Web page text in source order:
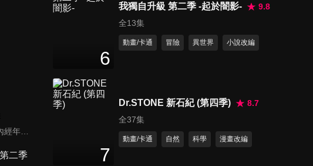
韓立在天星城的洞府內經年累月不斷苦修，終於成功結丹。出關後，韓立為煉製法寶尋訪靈物天雷竹，捲入了妙音門與極陰島、隱煞門間的爭鬥，終於成功煉製法寶——七十二口青竹蜂雲劍。此後韓立探索遺跡時遭遇了神秘強大的前元嬰期修士玄骨上人，並聽到了虛天殿的傳說。
6
我獨自升級 第二季 -起於闇影-
9.8
全13集
動畫/卡通 冒險 異世界 小說改編
7
Dr.STONE 新石紀 (第四季)
8.7
全37集
動畫/卡通 自然 科學 漫畫改編